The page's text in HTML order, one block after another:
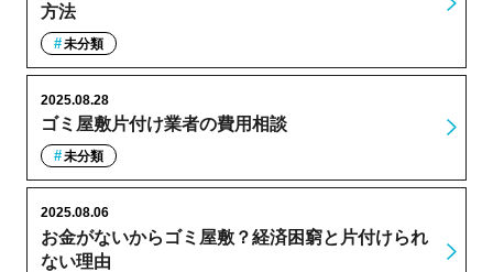
方法
未分類
ゴミ屋敷片付け業者の費用相談
2025.08.28
未分類
お金がないからゴミ屋敷？経済困窮と片付けられ
ない理由
2025.08.06